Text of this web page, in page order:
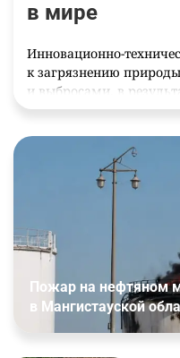
в мире
Инновационно-
к загрязнению
и выбросами, в
глобальное
последствия.
за собой негативные
режимов и истощение
К явным необратимым
загрязнение
опасная
уничтожение
окисление рек,
разрушение
Пожар на нефтяном
в Мангистауской